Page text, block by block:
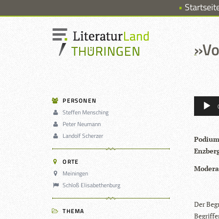
»
PERSONEN
Steffen Mensching
Peter Neumann
Landolf Scherzer
ORTE
Meiningen
Schloß Elisabethenburg
THEMA
Audio-
Player
Der